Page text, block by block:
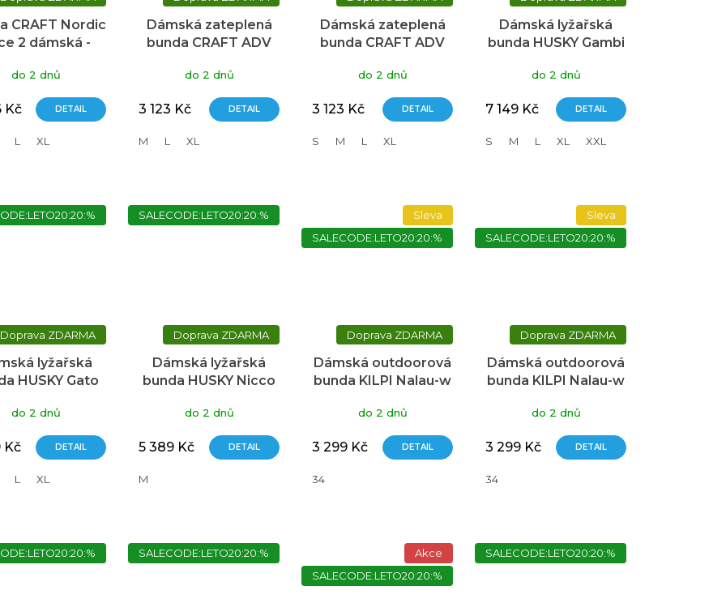
CRAFT Nordic
2 dámská -
do 2 dnů
Kč DETAIL
L XL
Dámská zateplená
bunda CRAFT ADV
modrá
do 2 dnů
3 123 Kč DETAIL
M L XL
Dámská zateplená
bunda CRAFT ADV
modrá
do 2 dnů
3 123 Kč DETAIL
S M L XL
Dámská lyžařská
bunda HUSKY Gambi
do 2 dnů
7 149 Kč DETAIL
S M L XL XXL
ZDARMA
lyžařská
HUSKY Gato
do 2 dnů
Kč DETAIL
L XL
SALECODE:LETO20:20:%
ZDARMA
Dámská lyžařská
bunda HUSKY Nicco
do 2 dnů
5 389 Kč DETAIL
M
Sleva
SALECODE:LETO20:20:%
ZDARMA
Dámská outdoorová
bunda KILPI Nalau-w
do 2 dnů
3 299 Kč DETAIL
34
Sleva
SALECODE:LETO20:20:%
ZDARMA
Dámská outdoorová
bunda KILPI Nalau-w
do 2 dnů
3 299 Kč DETAIL
34
SALECODE:LETO20:20:%
Akce
SALECODE:LETO20:20:%
SALECODE:LETO20:20:%